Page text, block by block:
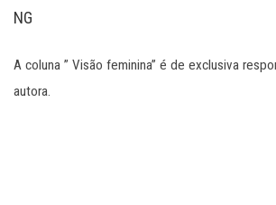
NG
A coluna ” Visão feminina” é de exclusiva
autora.